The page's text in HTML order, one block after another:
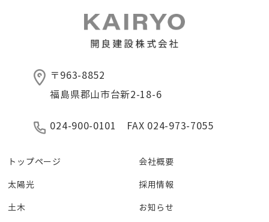
〒963-8852
福島県郡山市台新2-18-6
024-900-0101 FAX 024-973-7055
トップページ
太陽光
土木
会社概要
採用情報
お知らせ